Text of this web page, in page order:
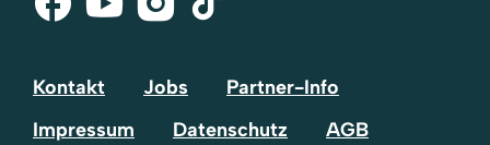
Kontakt Jobs
Partner-Info
Impressum
Datenschutz
AGB